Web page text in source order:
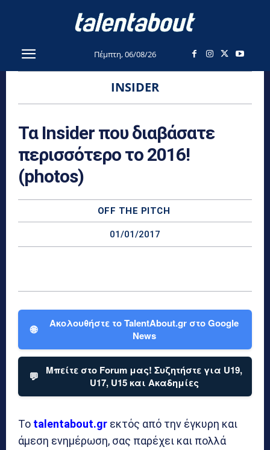
Πέμπτη, 06/08/26
INSIDER
Τα Insider που διαβάσατε
περισσότερο το 2016!
(photos)
OFF THE PITCH
01/01/2017
🌐
Ακολουθήστε το TalentAbout.gr στο Google
News
💬
Μπείτε στο Forum μας! Συζητήστε για U19,
U17, U15 και Ακαδημίες
Το talentabout.gr εκτός από την έγκυρη και
άμεση ενημέρωση, σας παρέχει και πολλά